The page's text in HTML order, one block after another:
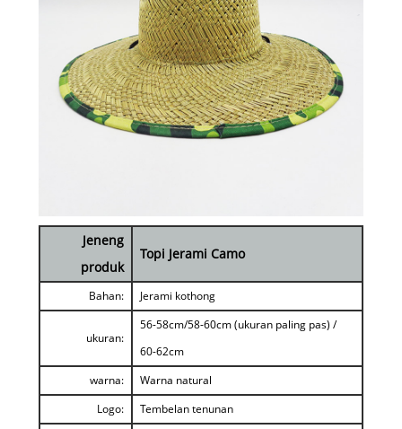
Jeneng
produk
Topi Jerami Camo
Bahan: Jerami kothong
ukuran:
56-58cm/58-60cm (ukuran paling pas) /
60-62cm
warna:
Warna natural
Logo:
Tembelan tenunan